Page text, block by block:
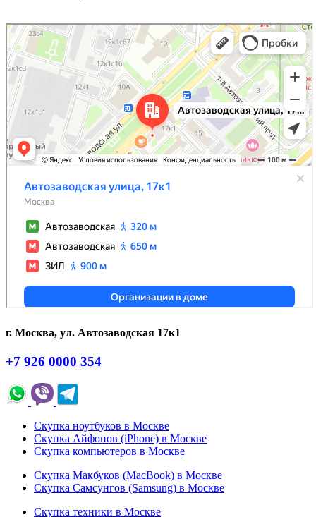
г. Москва, ул. Автозаводская 17к1
+7 926 0000 354
Скупка ноутбуков в Москве
Скупка Айфонов (iPhone) в Москве
Скупка компьютеров в Москве
Скупка Макбуков (MacBook) в Москве
Скупка Самсунгов (Samsung) в Москве
Скупка техники в Москве